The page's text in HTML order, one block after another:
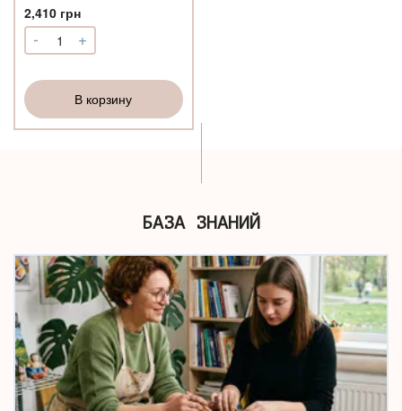
2,410 грн
-
Количество
Комплект
Елены
Тарариной
+
В корзину
БАЗА ЗНАНИЙ